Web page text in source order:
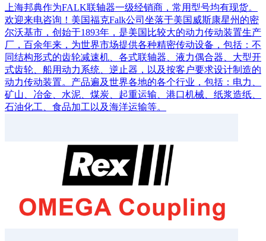
上海邦典作为FALK联轴器一级经销商，常用型号均有现货。
欢迎来电咨询！美国福克Falk公司坐落于美国威斯康星州的密
尔沃基市，创始于1893年，是美国比较大的动力传动装置生产
厂，百余年来，为世界市场提供各种精密传动设备，包括：不
同结构形式的齿轮减速机、各式联轴器、液力偶合器、大型开
式齿轮、船用动力系统、逆止器，以及按客户要求设计制造的
动力传动装置。产品遍及世界各地的各个行业，包括：电力、
矿山、冶金、水泥、煤炭、起重运输、港口机械、纸浆造纸、
石油化工、食品加工以及海洋运输等。